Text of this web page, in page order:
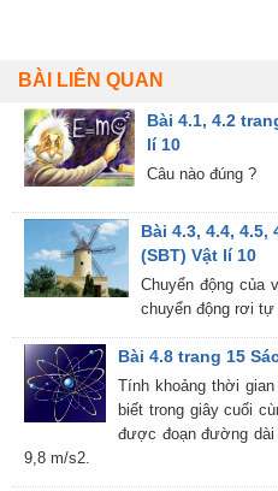
BÀI LIÊN QUAN
Bài 4.1, 4.2
lí 10
Câu nào đúng ?
Bài 4.3, 4.4, 4.5,
(SBT) Vật lí 10
Chuyển động của
chuyển động rơi tự
Bài 4.8 trang 15
Tính khoảng thời
biết trong giây cuối
được đoạn đường
9,8 m/s2.